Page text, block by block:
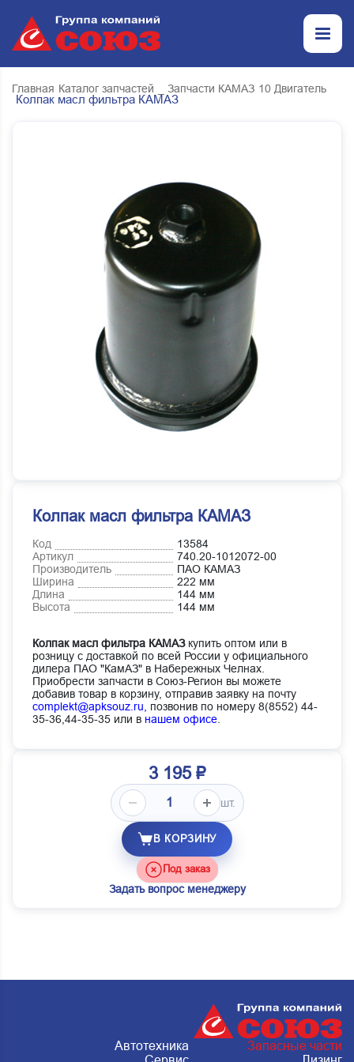
Главная Каталог запчастей _ Запчасти КАМАЗ 10 Двигатель
Колпак масл фильтра КАМАЗ
Колпак масл фильтра КАМАЗ
Код
13584
Артикул
740.20-1012072-00
Производитель
ПАО КАМАЗ
Ширина
222 мм
Длина
144 мм
Высота
144 мм
Колпак масл фильтра КАМАЗкупить оптом или в
розницу с доставкой по всей России у официального
дилера ПАО "КамАЗ" в Набережных Челнах.
Приобрести запчасти в Союз-Регион вы можете
добавив товар в корзину, отправив заявку на почту
complekt@apksouz.ru,
позвонив по номеру 8(8552) 44-
35-36,44-35-35 или в нашем офисе
3 195 ₽
шт.
В КОРЗИНУ
Под заказ
Задать вопрос менеджеру
Автотехника
Запасные части